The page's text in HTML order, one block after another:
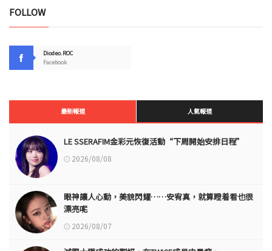
FOLLOW
Diodeo.ROC
Facebook
最新報道 人氣報道
LE SSERAFIM金彩元恢復活動“下周開始安排日程”
2026/08/08
眼神讓人心動，美貌閃耀……安宥真，就算瞪着看也很
漂亮呢
2026/08/07